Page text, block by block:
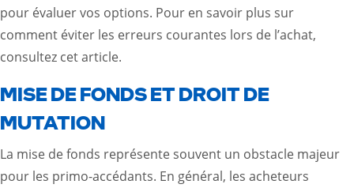
pour évaluer vos options. Pour en savoir plus sur
comment éviter les erreurs courantes lors de l’achat,
consultez cet article.
MISE DE FONDS ET DROIT DE
MUTATION
La mise de fonds représente souvent un obstacle majeur
pour les primo-accédants. En général, les acheteurs